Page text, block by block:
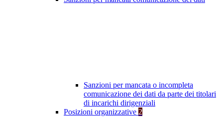
Sanzioni per mancata o incompleta
comunicazione dei dati da parte dei titolari
di incarichi dirigenziali
Posizioni organizzative 2